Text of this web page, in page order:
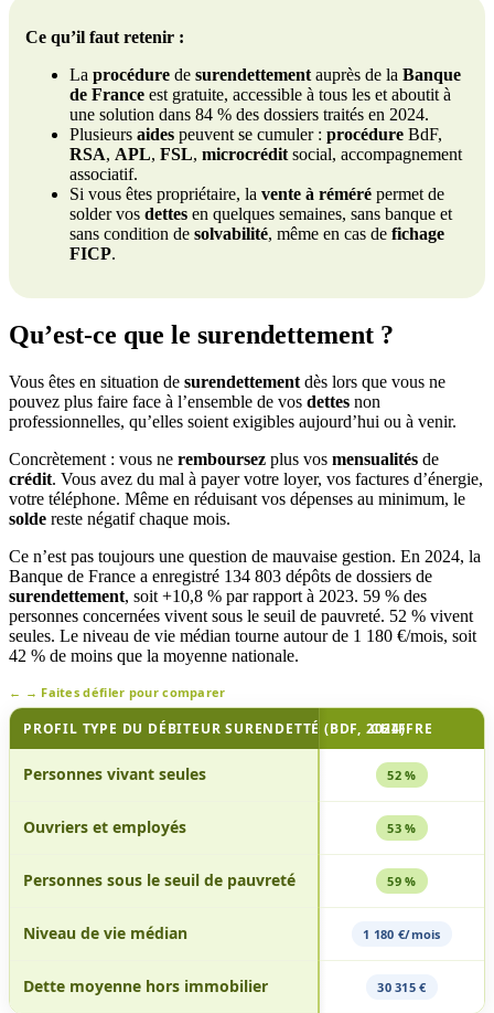
Ce qu’il faut retenir :
La procédure de surendettement auprès de la Banque
de France est gratuite, accessible à tous les et aboutit à
une solution dans 84 % des dossiers traités en 2024.
Plusieurs aides peuvent se cumuler : procédure BdF,
RSA, APL, FSL, microcrédit social, accompagnement
associatif.
Si vous êtes propriétaire, la vente à réméré permet de
solder vos dettes en quelques semaines, sans banque et
sans condition de solvabilité, même en cas de fichage
FICP.
Qu’est-ce que le surendettement ?
Vous êtes en situation de surendettement dès lors que vous ne
pouvez plus faire face à l’ensemble de vos dettes non
professionnelles, qu’elles soient exigibles aujourd’hui ou à venir.
Concrètement : vous ne remboursez plus vos mensualités de
crédit. Vous avez du mal à payer votre loyer, vos factures d’énergie,
votre téléphone. Même en réduisant vos dépenses au minimum, le
solde reste négatif chaque mois.
Ce n’est pas toujours une question de mauvaise gestion. En 2024, la
Banque de France a enregistré 134 803 dépôts de dossiers de
surendettement, soit +10,8 % par rapport à 2023. 59 % des
personnes concernées vivent sous le seuil de pauvreté. 52 % vivent
seules. Le niveau de vie médian tourne autour de 1 180 €/mois, soit
42 % de moins que la moyenne nationale.
Faites défiler pour comparer
Profil type du débiteur surendetté d'après l'enquête
PROFIL TYPE DU DÉBITEUR SURENDETTÉ (BDF, 2024)
CHIFFRE
Personnes vivant seules 52 %
Ouvriers et employés 53 %
Personnes sous le seuil de pauvreté 59 %
Niveau de vie médian 1 180 €/mois
Dette moyenne hors immobilier 30 315 €